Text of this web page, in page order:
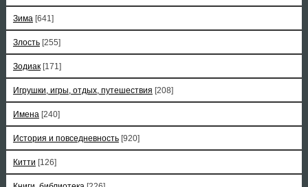
Зима [641]
Злость [255]
Зодиак [171]
Игрушки, игры, отдых, путешествия [208]
Имена [240]
История и повседневность [920]
Китти [126]